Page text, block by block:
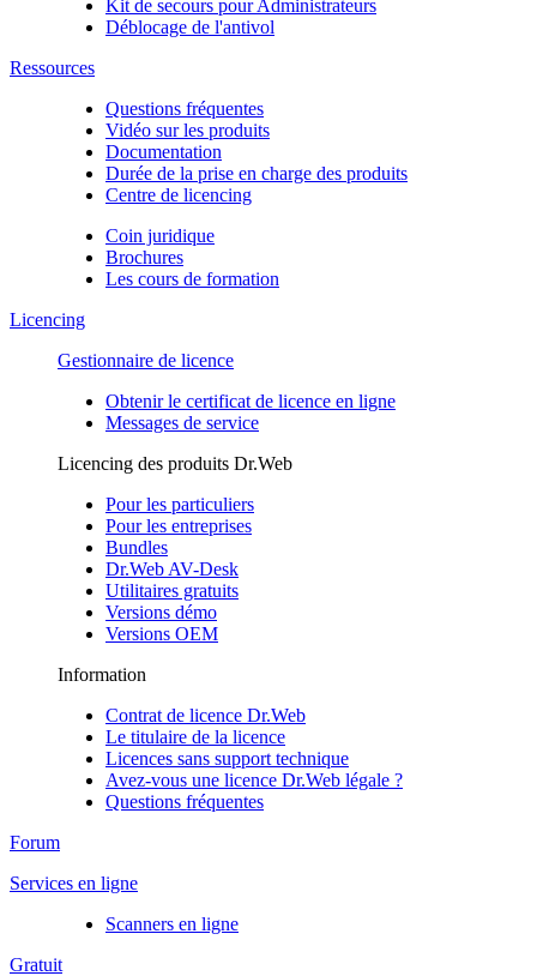
Kit de secours pour Administrateurs
Déblocage de l'antivol
Ressources
Questions fréquentes
Vidéo sur les produits
Documentation
Durée de la prise en charge des produits
Centre de licencing
Coin juridique
Brochures
Les cours de formation
Licencing
Gestionnaire de licence
Obtenir le certificat de licence en ligne
Messages de service
Licencing des produits Dr.Web
Pour les particuliers
Pour les entreprises
Bundles
Dr.Web AV-Desk
Utilitaires gratuits
Versions démo
Versions OEM
Information
Contrat de licence Dr.Web
Le titulaire de la licence
Licences sans support technique
Avez-vous une licence Dr.Web légale ?
Questions fréquentes
Forum
Services en ligne
Scanners en ligne
Gratuit